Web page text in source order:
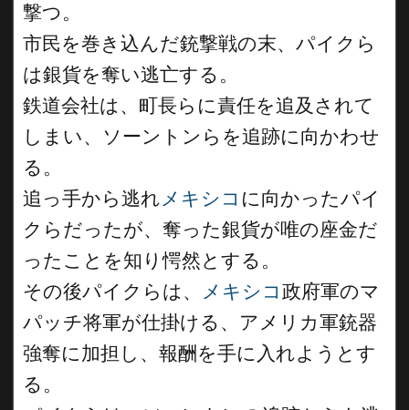
撃つ。
市民を巻き込んだ銃撃戦の末、パイクら
は銀貨を奪い逃亡する。
鉄道会社は、町長らに責任を追及されて
しまい、ソーントンらを追跡に向かわせ
る。
追っ手から逃れ メキシコ に向かったパイ
クらだったが、奪った銀貨が唯の座金だ
ったことを知り愕然とする。
その後パイクらは、
メキシコ 政府軍のマ
パッチ将軍が仕掛ける、アメリカ軍銃器
強奪に加担し、報酬を手に入れようとす
る。